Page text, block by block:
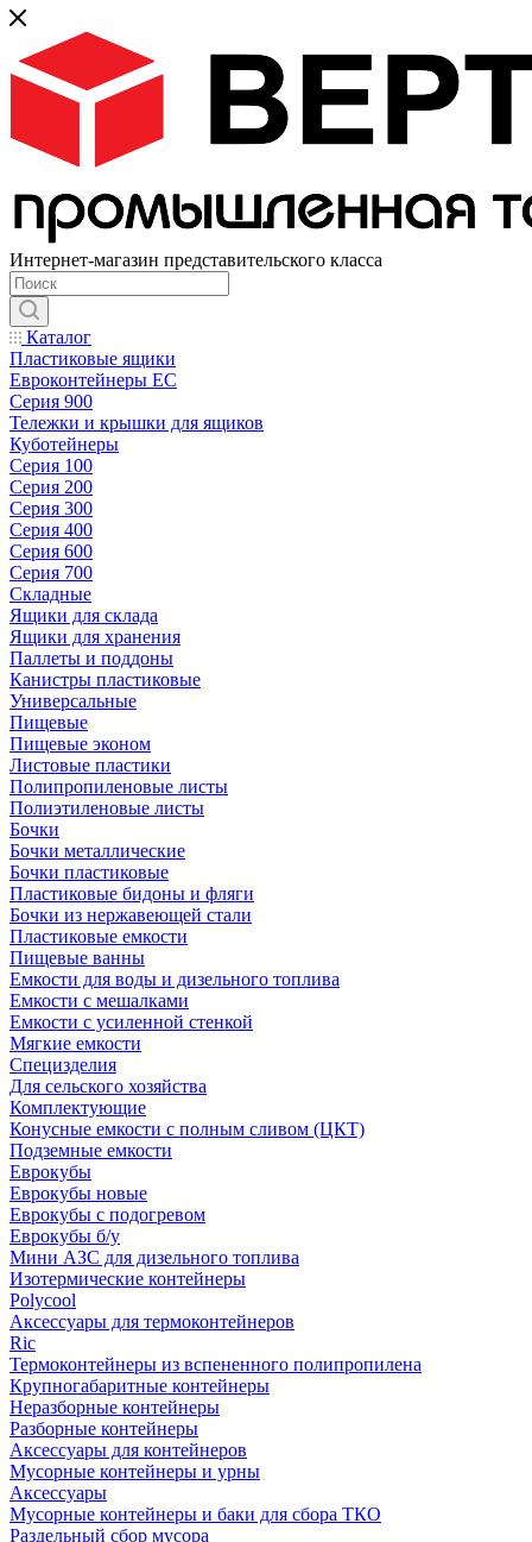
Интернет-магазин представительского класса
Каталог
Пластиковые ящики
Евроконтейнеры ЕС
Серия 900
Тележки и крышки для ящиков
Куботейнеры
Серия 100
Серия 200
Серия 300
Серия 400
Серия 600
Серия 700
Складные
Ящики для склада
Ящики для хранения
Паллеты и поддоны
Канистры пластиковые
Универсальные
Пищевые
Пищевые эконом
Листовые пластики
Полипропиленовые листы
Полиэтиленовые листы
Бочки
Бочки металлические
Бочки пластиковые
Пластиковые бидоны и фляги
Бочки из нержавеющей стали
Пластиковые емкости
Пищевые ванны
Емкости для воды и дизельного топлива
Емкости с мешалками
Емкости с усиленной стенкой
Мягкие емкости
Специзделия
Для сельского хозяйства
Комплектующие
Конусные емкости с полным сливом (ЦКТ)
Подземные емкости
Еврокубы
Еврокубы новые
Еврокубы с подогревом
Еврокубы б/у
Мини АЗС для дизельного топлива
Изотермические контейнеры
Polycool
Аксессуары для термоконтейнеров
Ric
Термоконтейнеры из вспененного полипропилена
Крупногабаритные контейнеры
Неразборные контейнеры
Разборные контейнеры
Аксессуары для контейнеров
Мусорные контейнеры и урны
Аксессуары
Мусорные контейнеры и баки для сбора ТКО
Раздельный сбор мусора